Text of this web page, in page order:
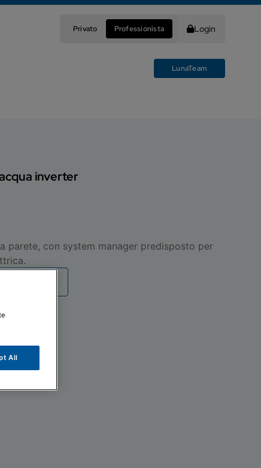
Privato Professionista Login
LunaTeam
inverter
parete, con system manager predisposto per
All